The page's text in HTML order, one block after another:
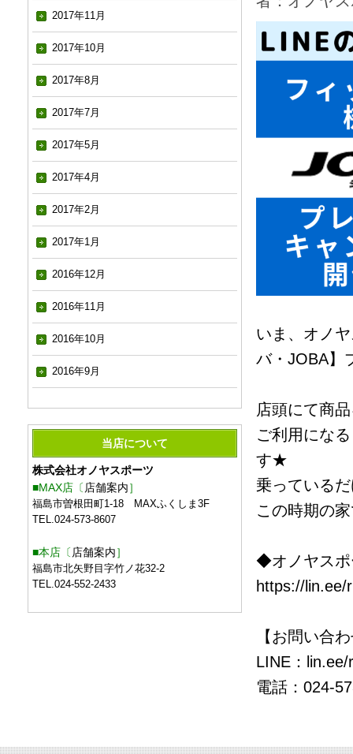
2017年11月
2017年10月
2017年8月
2017年7月
2017年5月
2017年4月
2017年2月
2017年1月
2016年12月
2016年11月
2016年10月
2016年9月
当店について
株式会社オノヤスポーツ
■MAX店〔 店舗案内］
福島市曽根田町1-18 MAXふくしま3F
TEL.024-573-8607
■本店〔 店舗案内］
福島市北矢野目字竹ノ花32-2
TEL.024-552-2433
いま、オノ
バ・JOBA】
店頭にて商
ご利用にな
す★
乗っている
この時期の
◆オノヤスポ
https://lin.ee/
【お問い合
LINE：lin.ee/
電話：024-